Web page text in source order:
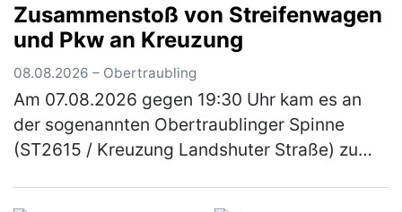
einem Sprinter, mit Anhänger und e…(mehr)
Zusammenstoß von Streifenwagen
und Pkw an Kreuzung
08.08.2026 – Obertraubling
Am 07.08.2026 gegen 19:30 Uhr kam es an
der sogenannten Obertraublinger Spinne
(ST2615 / Kreuzung Landshuter Straße) zu